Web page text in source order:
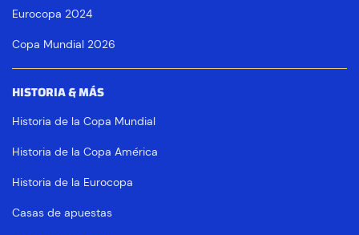
Eurocopa 2024
Copa Mundial 2026
HISTORIA & MÁS
Historia de la Copa Mundial
Historia de la Copa América
Historia de la Eurocopa
Casas de apuestas